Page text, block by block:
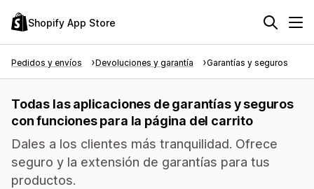
Shopify App Store
Pedidos y envíos Devoluciones y garantía Garantías y seguros
Todas las aplicaciones de garantías y seguros
con funciones para la página del carrito
Dales a los clientes más tranquilidad. Ofrece
seguro y la extensión de garantías para tus
productos.